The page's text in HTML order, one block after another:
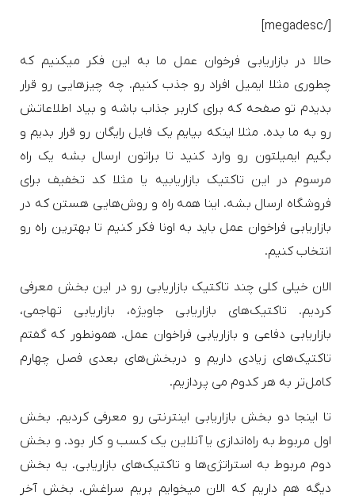
[/megadesc]
حالا در بازاریابی فرخوان عمل ما به این فکر میکنیم که
چطوری مثلا ایمیل افراد رو جذب کنیم. چه چیزهایی رو قرار
بدیدم تو صفحه که برای کاربر جذاب باشه و بیاد اطلاعاتش
رو به ما بده.­ مثلا اینکه بیایم یک فایل رایگان رو قرار بدیم و
بگیم ایمیلتون رو وارد کنید تا براتون ارسال بشه یک راه
مرسوم در این تاکتیک بازاریابیه یا مثلا کد تخفیف برای
فروشگاه ارسال بشه. اینا همه راه‌ و روش‌هایی هستن که در
بازاریابی فراخوان عمل باید به اونا فکر کنیم تا بهترین راه رو
انتخاب کنیم.
الان خیلی کلی چند تاکتیک بازاریابی رو در این بخش معرفی
کردیم. تاکتیک‌های بازاریابی جاویژه، بازاریابی تهاجمی،
بازاریابی دفاعی و بازاریابی فراخوان عمل. همونطور که گفتم
تاکتیک‌های زیادی داریم و دربخش‌های بعدی فصل چهارم
کامل‌تر به هر کدوم می پردازیم.
تا اینجا دو بخش بازاریابی اینترنتی رو معرفی کردیم. بخش
اول مربوط به راه‌اندازی یا آنلاین یک کسب و کار بود. و بخش
دوم مربوط به استراتژی‌ها و تاکتیک‌های بازاریابی. یه بخش
دیگه هم داریم که الان میخوایم بریم سراغش. بخش آخر